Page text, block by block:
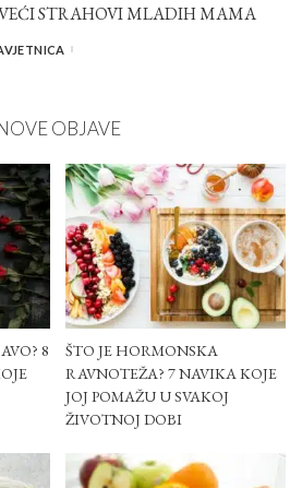
STRAHOVI MLADIH MAMA
OBJAVE
8
ŠTO JE HORMONSKA
RAVNOTEŽA? 7 NAVIKA KOJE
JOJ POMAŽU U SVAKOJ
ŽIVOTNOJ DOBI